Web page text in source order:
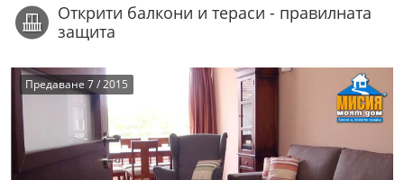
Открити балкони и тераси - правилната
защита
Предаване 7 / 2015